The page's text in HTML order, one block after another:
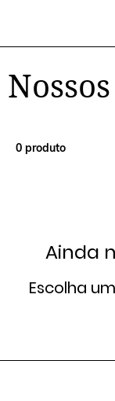
0 produto
Ainda
Escolha